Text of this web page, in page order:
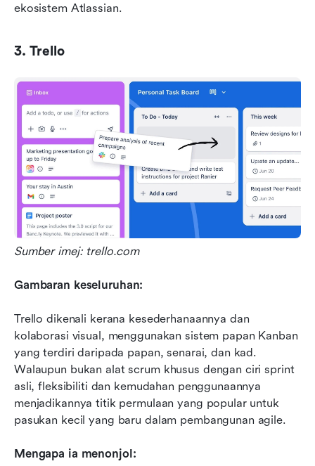
ekosistem Atlassian.
3. Trello
Sumber imej: trello.com
Gambaran keseluruhan:
Trello dikenali kerana kesederhanaannya dan
kolaborasi visual, menggunakan sistem papan Kanban
yang terdiri daripada papan, senarai, dan kad.
Walaupun bukan alat scrum khusus dengan ciri sprint
asli, fleksibiliti dan kemudahan penggunaannya
menjadikannya titik permulaan yang popular untuk
pasukan kecil yang baru dalam pembangunan agile.
Mengapa ia menonjol: